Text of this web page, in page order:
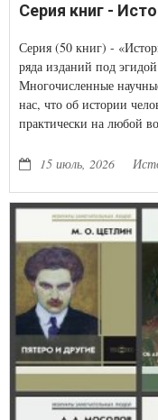
Серия книг -
Серия (50 книг) -
ряда изданий под
Многочисленные
нас, что об истории
практически на любой
обнаружим там
15 июль, 2026